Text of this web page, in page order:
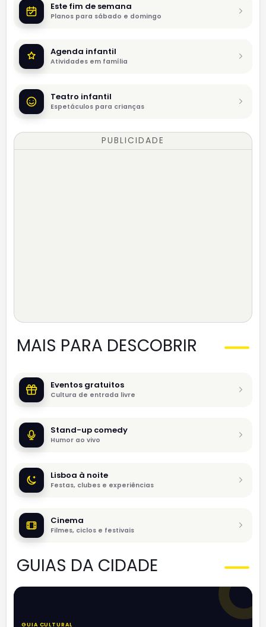
Este fim de semana
Planos para sábado e domingo
Agenda infantil
Atividades em família
Teatro infantil
Espetáculos para crianças
PUBLICIDADE
MAIS PARA DESCOBRIR
Eventos gratuitos
Cultura de entrada livre
Stand-up comedy
Humor ao vivo
Lisboa à noite
Festas, clubes e experiências
Cinema
Filmes, ciclos e festivais
GUIAS DA CIDADE
GUIA CULTURAL